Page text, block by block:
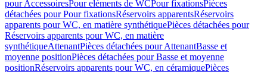
pour AccessoiresPour eléments de WCPour fixationsPièces
détachées pour Pour fixationsRéservoirs apparentsRéservoirs
apparents pour WC, en matière synthétiquePièces détachées pour
Réservoirs apparents pour WC, en matière
synthétiqueAttenantPièces détachées pour AttenantBasse et
moyenne positionPièces détachées pour Basse et moyenne
positionRéservoirs apparents pour WC, en céramiquePièces